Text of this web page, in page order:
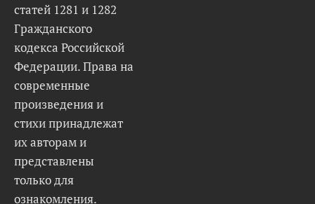
статей 1281 и 1282
Гражданского
кодекса Российской
Федерации. Права на
современные
произведения и
стихи принадлежат
их авторам и
представлены
только для
ознакомления.